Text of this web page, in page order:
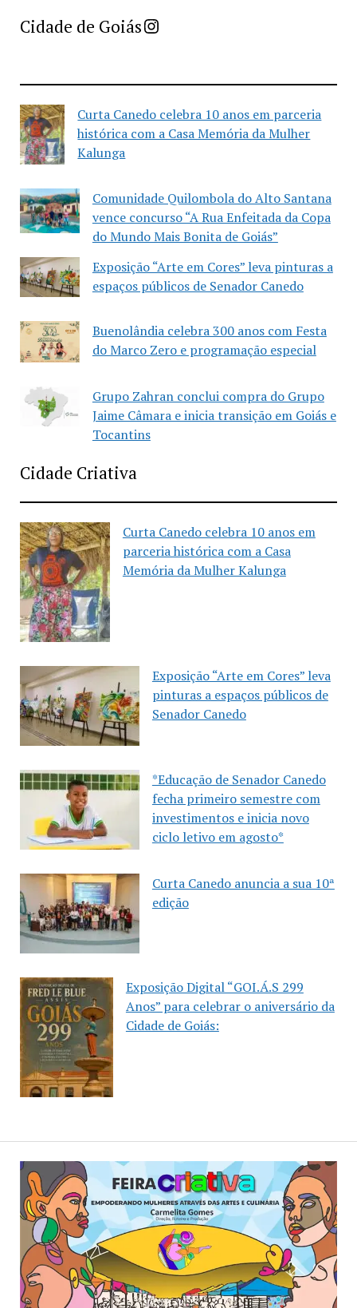
Cidade de GoiásImprensa Criativa da Cidade de Goiás
Curta Canedo celebra 10 anos em parceria
histórica com a Casa Memória da Mulher
Kalunga
Comunidade Quilombola do Alto Santana
vence concurso “A Rua Enfeitada da Copa
do Mundo Mais Bonita de Goiás”
Exposição “Arte em Cores” leva pinturas a
espaços públicos de Senador Canedo
Buenolândia celebra 300 anos com Festa
do Marco Zero e programação especial
Grupo Zahran conclui compra do Grupo
Jaime Câmara e inicia transição em Goiás e
Tocantins
Cidade Criativa
Curta Canedo celebra 10 anos em
parceria histórica com a Casa
Memória da Mulher Kalunga
Exposição “Arte em Cores” leva
pinturas a espaços públicos de
Senador Canedo
*Educação de Senador Canedo
fecha primeiro semestre com
investimentos e inicia novo
ciclo letivo em agosto*
Curta Canedo anuncia a sua 10ª
edição
Exposição Digital “GOI.Á.S 299
Anos” para celebrar o aniversário da
Cidade de Goiás: